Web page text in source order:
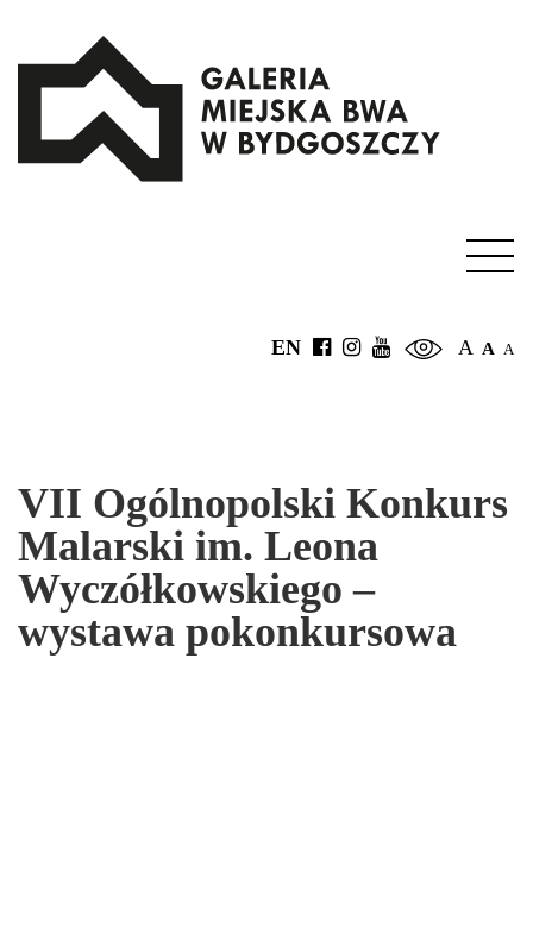
A A A
EN
VII Ogólnopolski Konkurs
Malarski im. Leona
Wyczółkowskiego –
wystawa pokonkursowa